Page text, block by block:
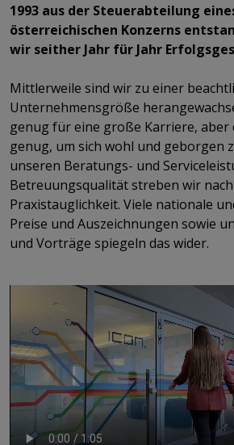
1993 aus der Steuerabteilung
österreichischen Konzerns
wir seither Jahr für Jahr
​​​​​​​Mittlerweile sind wir zu einer
Unternehmensgröße
genug für eine große Karriere, aber
genug, um sich wohl und geborgen
unseren Beratungs- und
Betreuungsqualität streben wir nach
Praxistauglichkeit. Viele nationale
Preise und Auszeichnungen sowie
und Vorträge spiegeln das wider.